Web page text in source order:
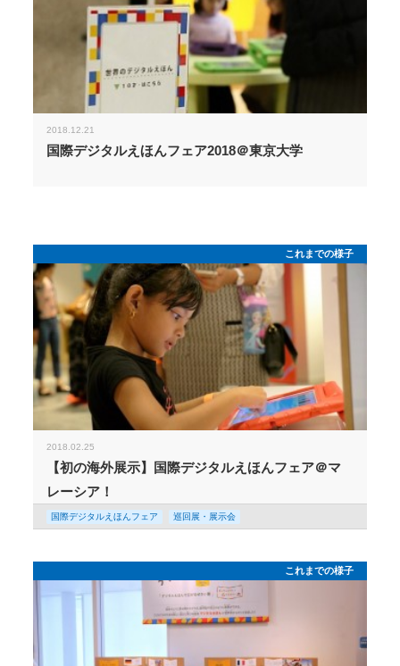
2018.12.21
国際デジタルえほんフェア2018＠東京大学
これまでの様子
2018.02.25
【初の海外展示】国際デジタルえほんフェア＠マ
レーシア！
国際デジタルえほんフェア 巡回展・展示会
これまでの様子